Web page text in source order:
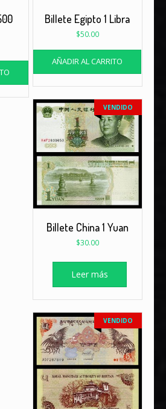
Billete Egipto 1 Libra
$50.00
AÑADIR AL CARRITO
VENDIDO
Billete China 1 Yuan
$30.00
Leer más
VENDIDO